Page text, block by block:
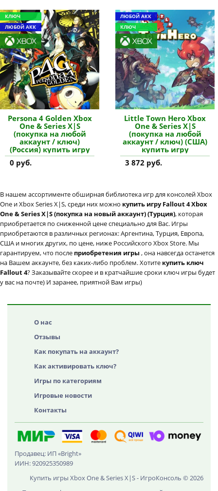
КЛЮЧ
ЛЮБОЙ АКК
Persona 4 Golden Xbox
One & Series X|S
(покупка на любой
аккаунт / ключ)
(Россия) купить игру
0 руб.
ЛЮБОЙ АКК
КЛЮЧ
Little Town Hero Xbox
One & Series X|S
(покупка на любой
аккаунт / ключ) (США)
купить игру
3 872 руб.
В нашем ассортименте обширная библиотека игр для консолей Xbox
One и Xbox Series X|S, среди них можно купить игру Fallout 4 Xbox
One & Series X|S (покупка на новый аккаунт) (Турция), которая
приобретается по сниженной цене специально для Вас. Игры
приобретаются в различных регионах: Аргентина, Турция, Европа,
США и многих других, по цене, ниже Российского Xbox Store. Мы
гарантируем, что после приобретения игры , она навсегда останется
на Вашем аккаунте, без каких-либо проблем. Хотите купить ключ
Fallout 4? Заказывайте скорее и в кратчайшие сроки ключ игры будет
у вас на почте) И заранее, приятной Вам игры)
О нас
Отзывы
Как покупать на аккаунт?
Как активировать ключ?
Игры по категориям
Игровые новости
Контакты
Продавец: ИП «Bright»
ИИН: 920925350989
Купить игры Xbox One & Series X|S - ИгроКонсоль © 2026